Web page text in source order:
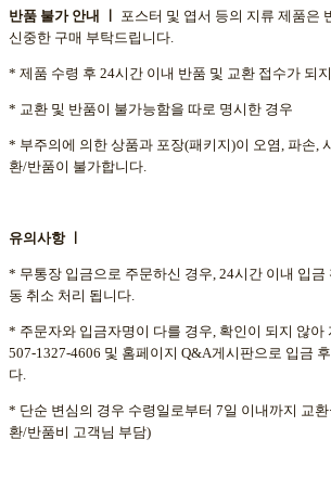
반품 불가 안내
포스터 및 엽서 등의 지류 제품은
신중한 구매 부탁드립니다.
* 제품 수령 후 24시간 이내 반품 및 교환 접수가 되
* 교환 및 반품이 불가능함을 따로 명시한 경우
* 부주의에 의한 상품과 포장(패키지)이 오염, 파손,
환/반품이 불가합니다.
유의사항ㅣ
* 무통장 입금으로 주문하신 경우, 24시간 이내 입금
동 취소 처리 됩니다.
* 주문자와 입금자명이 다를 경우, 확인이 되지 않아
507-1327-4606 및 홈페이지 Q&A게시판으로 입금
다.
* 단순 변심의 경우 수령일로부터 7일 이내까지 교환
환/반품비 고객님 부담)